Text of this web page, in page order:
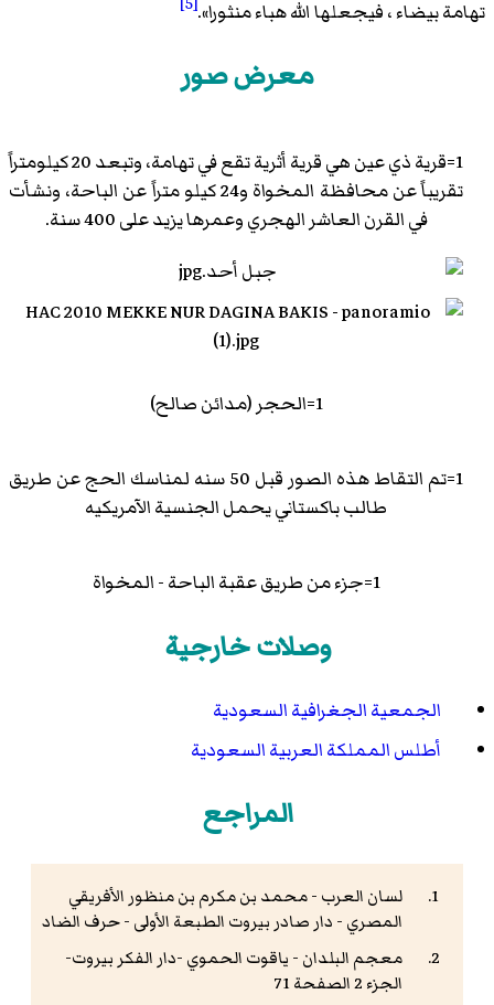
تهامة بيضاء ، فيجعلها الله هباء منثورا».
معرض صور
1=قرية ذي عين هي قرية أثرية تقع في تهامة، وتبعد 20 كيلومتراً
تقريباً عن محافظة المخواة و24 كيلو متراً عن الباحة، ونشأت
في القرن العاشر الهجري وعمرها يزيد على 400 سنة.
1=الحجر (مدائن صالح)
1=تم التقاط هذه الصور قبل 50 سنه لمناسك الحج عن طريق
طالب باكستاني يحمل الجنسية الآمريكيه
1=جزء من طريق عقبة الباحة - المخواة
وصلات خارجية
الجمعية الجغرافية السعودية
أطلس المملكة العربية السعودية
المراجع
لسان العرب - محمد بن مكرم بن منظور الأفريقي
المصري - دار صادر بيروت الطبعة الأولى - حرف الضاد
معجم البلدان - ياقوت الحموي -دار الفكر بيروت-
الجزء 2 الصفحة 71